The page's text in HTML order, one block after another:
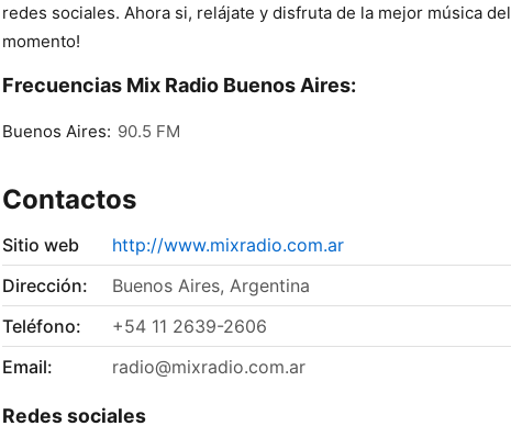
redes sociales. Ahora si, relájate y disfruta de la mejor música del
momento!
Frecuencias Mix Radio Buenos Aires:
Buenos Aires: 90.5 FM
Contactos
Sitio web
http://www.mixradio.com.ar
Dirección:
Buenos Aires, Argentina
Teléfono:
+54 11 2639-2606
Email:
radio@mixradio.com.ar
Redes sociales